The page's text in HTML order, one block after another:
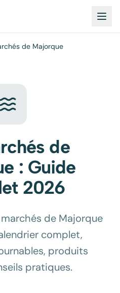
de Majorque
de
: Guide
2026
de Majorque
complet,
produits
pratiques.